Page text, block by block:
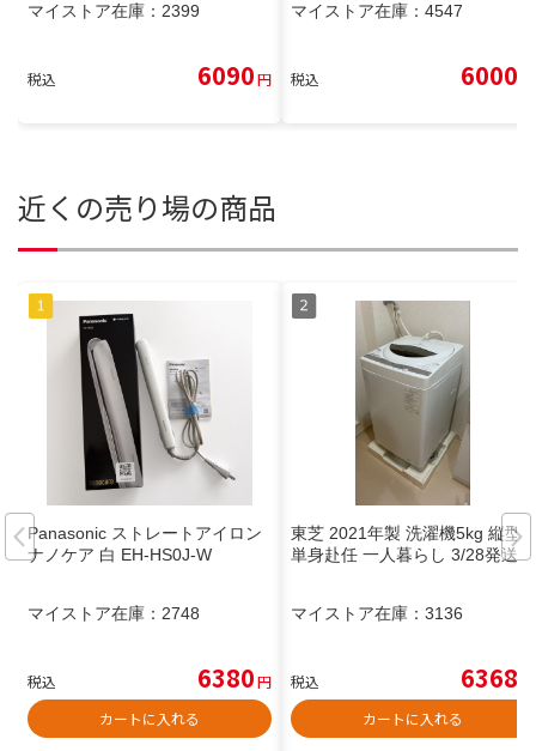
マイストア在庫： 2399
税込 6090円
マイストア在庫： 4547
税込 6000
近くの売り場の商品
Panasonic ストレートアイロン
ナノケア 白 EH-HS0J-W
マイストア在庫： 2748
税込 6380円
カートに入れる
東芝 2021年製 洗濯機5kg 縦型
単身赴任 一人暮らし 3/28発送
マイストア在庫： 3136
税込 6368
カートに入れる